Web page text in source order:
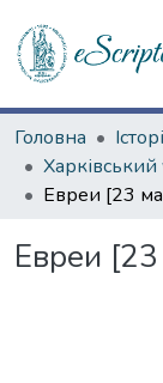
Головна
Евреи